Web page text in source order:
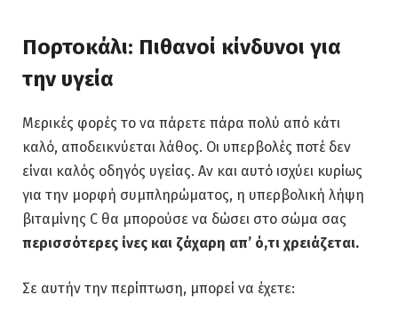
Πορτοκάλι: Πιθανοί κίνδυνοι για
την υγεία
Μερικές φορές το να πάρετε πάρα πολύ από κάτι
καλό, αποδεικνύεται λάθος. Οι υπερβολές ποτέ δεν
είναι καλός οδηγός υγείας. Αν και αυτό ισχύει κυρίως
για την μορφή συμπληρώματος, η υπερβολική λήψη
βιταμίνης C θα μπορούσε να δώσει στο σώμα σας
περισσότερες ίνες και ζάχαρη απ’ ό,τι χρειάζεται.
Σε αυτήν την περίπτωση, μπορεί να έχετε: